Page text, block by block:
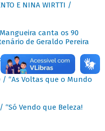
E NINA WIRTTI /
canta os 90
de Geraldo Pereira
/ “As Voltas que o Mundo
/ “Só Vendo que Beleza!